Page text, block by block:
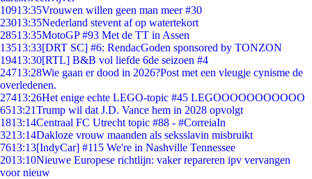
10913:35Vrouwen willen geen man meer #30
23013:35Nederland stevent af op watertekort
28513:35MotoGP #93 Met de TT in Assen
13513:33[DRT SC] #6: RendacGoden sponsored by TONZON
19413:30[RTL] B&B vol liefde 6de seizoen #4
24713:28Wie gaan er dood in 2026?Post met een vleugje cynisme de
overledenen.
27413:26Het enige echte LEGO-topic #45 LEGOOOOOOOOOOO
6513:21Trump wil dat J.D. Vance hem in 2028 opvolgt
1813:14Centraal FC Utrecht topic #88 - #CorreiaIn
3213:14Dakloze vrouw maanden als seksslavin misbruikt
7613:13[IndyCar] #115 We're in Nashville Tennessee
2013:10Nieuwe Europese richtlijn: vaker repareren ipv vervangen
voor nieuw